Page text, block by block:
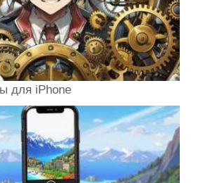
для iPhone